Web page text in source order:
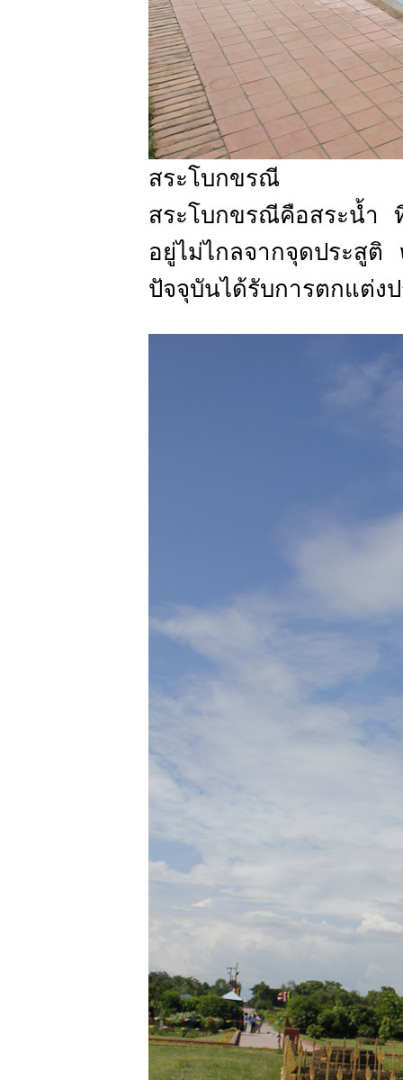
สระโบกขรณี
สระโบกขรณีคือสระน้ำ
อยู่ไม่ไกลจากจุดประสู
ปัจจุบันได้รับการตกแต่ง